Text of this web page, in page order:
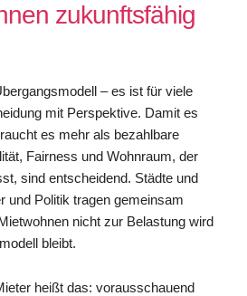
zukunftsfähig
– es ist für viele
mit Perspektive. Damit es
es mehr als bezahlbare
Fairness und Wohnraum, der
sind entscheidend. Städte und
und Politik tragen gemeinsam
nicht zur Belastung wird
bleibt.
heißt das: vorausschauend